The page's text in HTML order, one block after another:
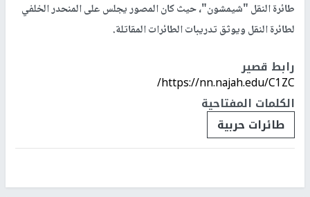
طائرة النقل "شيمشون"، حيث كان المصور يجلس على المنحدر الخلفي
لطائرة النقل ويوثق تدريبات الطائرات المقاتلة.
رابط قصير
https://nn.najah.edu/C1ZC/
الكلمات المفتاحية
طائرات حربية